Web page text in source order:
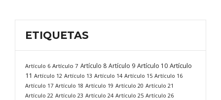
ETIQUETAS
Artículo 6 Artículo 7 Artículo 8 Artículo 9 Artículo 10 Artículo
11 Artículo 12 Artículo 13 Artículo 14 Artículo 15 Artículo 16
Artículo 17 Artículo 18 Artículo 19 Artículo 20 Artículo 21
Artículo 22 Artículo 23 Artículo 24 Artículo 25 Artículo 26